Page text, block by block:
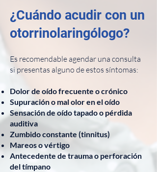
¿Cuándo acudir con un
otorrinolaringólogo?
Es recomendable agendar una consulta
si presentas alguno de estos síntomas:
Dolor de oído frecuente o crónico
Supuración o mal olor en el oído
Sensación de oído tapado o pérdida
auditiva
Zumbido constante (tinnitus)
Mareos o vértigo
Antecedente de trauma o perforación
del tímpano